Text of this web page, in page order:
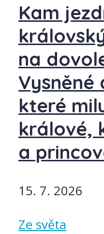
Kam
na
Vysněné
které
králové,
a
15. 7. 2026
Ze světa